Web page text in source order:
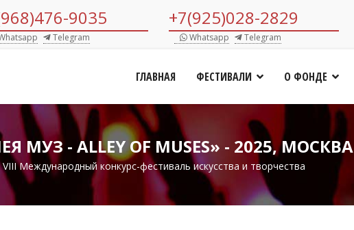
9035
Telegram
+7(925)028-2829
Whatsapp Telegram
ГЛАВНАЯ ФЕСТИВАЛИ О ФОНДЕ
МУЗ - ALLEY OF MUSES» - 2025, МОСКВА
VIII Международный конкурс-фестиваль искусства и творчества